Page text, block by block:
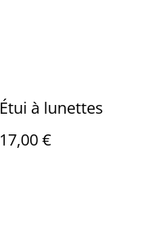
Étui à lunettes
17,00 €